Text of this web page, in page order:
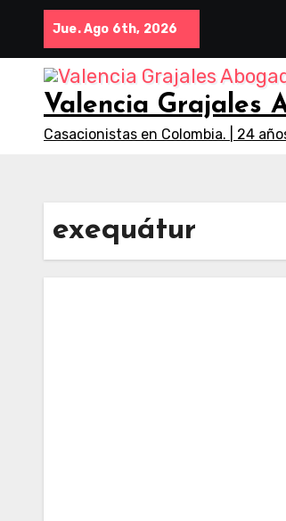
contenido
Jue. Ago 6th, 2026
Valencia Grajales
Casacionistas en Colombia. | 24
exequátur